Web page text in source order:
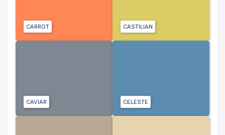
CARROT CASTILIAN
CAVIAR CELESTE